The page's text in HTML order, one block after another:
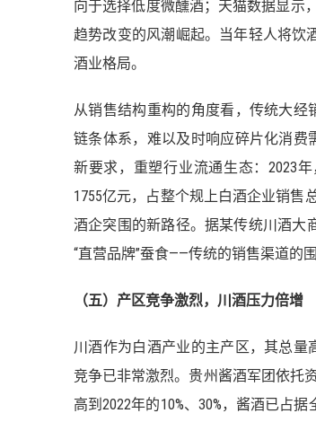
向于选择低度微醺酒；天猫数据显示
趋势改变的风潮崛起。当年轻人将饮
酒业格局。
从销售结构重构的角度看，传统大
链条体系，难以及时响应碎片化消
新要求，重塑行业流通生态：2023
1755亿元，占整个规上白酒企业销售
酒企突围的新路径。据某传统川酒大
“直营品牌”蚕食——传统的销售渠道的
（五）产区竞争激烈，川酒压力倍增
川酒作为白酒产业的主产区，其总
竞争已非常激烈。贵州酱酒军团依托
高到2022年的10%、30%，酱酒已占